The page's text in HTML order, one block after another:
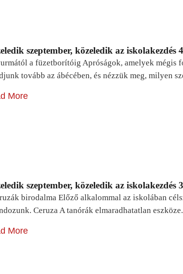
szeptember, közeledik az iskolakezdés
a füzetborítóig Apróságok, amelyek
tovább az ábécében, és nézzük meg, milyen
More
szeptember, közeledik az iskolakezdés
birodalma Előző alkalommal az iskolában
Ceruza A tanórák elmaradhatatlan
More